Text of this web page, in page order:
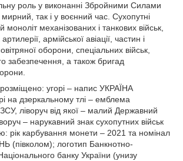
роль у виконанні Збройними Силами
мирний, так і у воєнний час. Сухопутні
моноліт механізованих і танкових військ,
армійської авіації, частин і
оборони, спеціальних військ,
забезпечення, а також бригад
угорі – напис УКРАЇНА
на дзеркальному тлі – емблема
ЗСУ, ліворуч від якої – малий Державний
– нарукавний знак сухопутних військ
рік карбування монети – 2021 та номінал
(півколом); логотип Банкнотно-
банку України (унизу